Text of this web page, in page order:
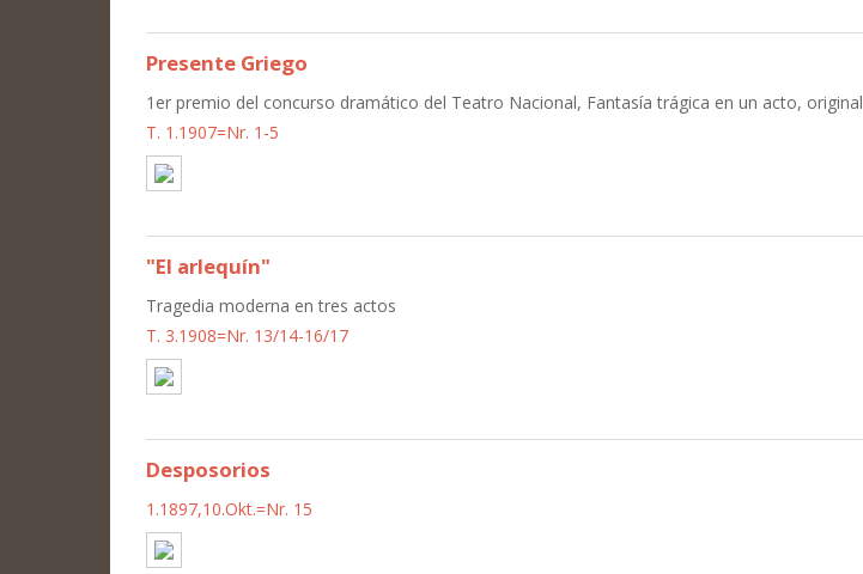
Presente Griego
1er premio del concurso dramático del Teatro Nacional, Fantasía trágica en un acto, original
T. 1.1907=Nr. 1-5
"El arlequín"
Tragedia moderna en tres actos
T. 3.1908=Nr. 13/14-16/17
Desposorios
1.1897,10.Okt.=Nr. 15